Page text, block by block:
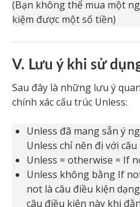
(Bạn không thể mua một
kiệm được một số tiền)
V. Lưu ý khi sử
Sau đây là những lưu ý
chính xác cấu trúc Unless:
Unless đã mang sẵn ý
Unless chỉ nên đi với
Unless = otherwise = If
Unless không bằng If
not là câu điều kiện
câu điều kiện này khi